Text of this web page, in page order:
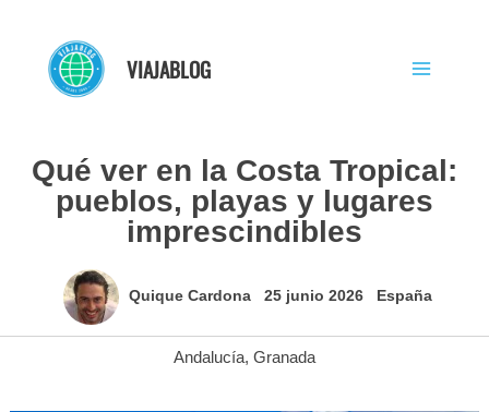
contenido
VIAJABLOG
Qué ver en la Costa Tropical:
pueblos, playas y lugares
imprescindibles
Quique Cardona 25 junio 2026 España
Andalucía, Granada